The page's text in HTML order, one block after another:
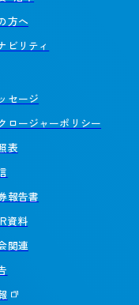
方へ
ビリティ
セージ
ロージャーポリシー
表
報告書
資料
関連